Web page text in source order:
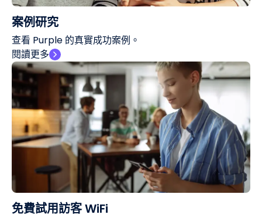
案例研究
查看 Purple 的真實成功案例。
閱讀更多
免費試用訪客 WiFi